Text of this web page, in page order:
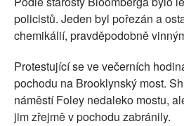
policistů. Jeden byl pořezán a
chemikálií, pravděpodobně
Protestující se ve večerních
pochodu na Brooklynský most.
náměstí Foley nedaleko mostu,
jim zřejmě v pochodu zabránily.